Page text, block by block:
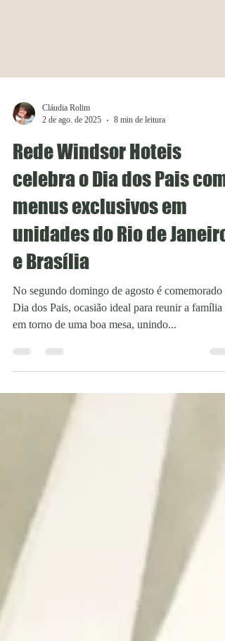
2 de ago. de 2025
8 min de leitura
Rede Windsor Hoteis
celebra o Dia dos Pais com
menus exclusivos em
unidades do Rio de Janeiro
e Brasília
No segundo domingo de agosto é comemorado o